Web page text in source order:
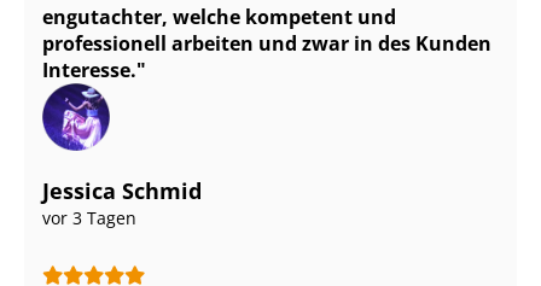
en­gut­ach­ter, welche kompetent und
professionell arbeiten und zwar in des Kunden
Interesse.
Jessica Schmid
vor 3 Tagen